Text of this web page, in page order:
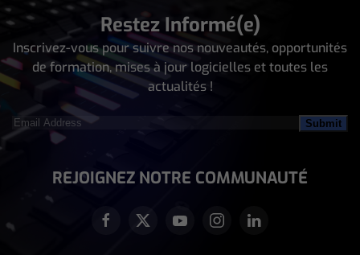
Restez Informé(e)
Inscrivez-vous pour suivre nos nouveautés, opportunités
de formation, mises à jour logicielles et toutes les
actualités !
Email
Address(Nécessaire)
REJOIGNEZ NOTRE COMMUNAUTÉ